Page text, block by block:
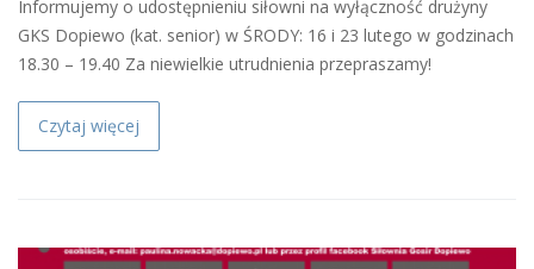
Informujemy o udostępnieniu siłowni na wyłączność drużyny
GKS Dopiewo (kat. senior) w ŚRODY: 16 i 23 lutego w godzinach
18.30 – 19.40 Za niewielkie utrudnienia przepraszamy!
Czytaj więcej